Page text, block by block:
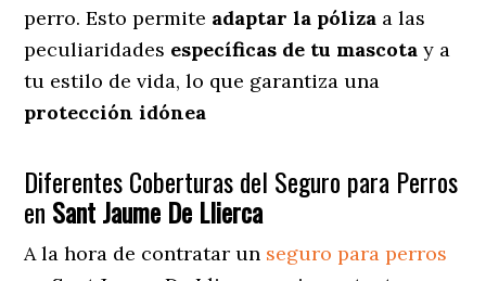
perro. Esto permite adaptar la póliza a las
peculiaridades específicas de tu mascota y a
tu estilo de vida, lo que garantiza una
protección idónea
Diferentes Coberturas del Seguro para Perros
en Sant Jaume De Llierca
A la hora de contratar un seguro para perros